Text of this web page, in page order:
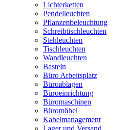
Lichterketten
Pendelleuchten
Pflanzenbeleuchtung
Schreibtischleuchten
Stehleuchten
Tischleuchten
Wandleuchten
Basteln
Büro Arbeitsplatz
Büroablagen
Büroeinrichtung
Büromaschinen
Büromöbel
Kabelmanagement
Lager und Versand